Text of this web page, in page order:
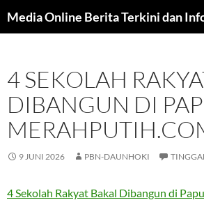
ke
4 SEKOLAH
DIBANGUN DI
9 JUNI 2026 PBN-DAUNHOKI
4 Sekolah Rakyat Bakal Dibangun di